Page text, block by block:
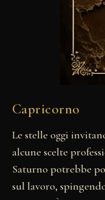
Capricorno
Le stelle oggi
alcune scelte
Saturno potrebbe
sul lavoro,